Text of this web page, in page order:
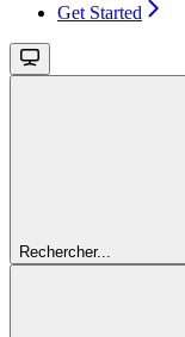
Get Started
Rechercher...